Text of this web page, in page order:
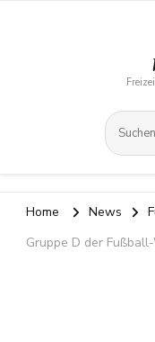
Home News
Gruppe D der